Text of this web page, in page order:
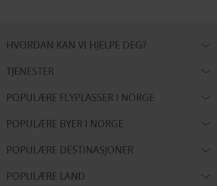
HVORDAN KAN VI HJELPE DEG?
TJENESTER
POPULÆRE FLYPLASSER I NORGE
POPULÆRE BYER I NORGE
POPULÆRE DESTINASJONER
POPULÆRE LAND